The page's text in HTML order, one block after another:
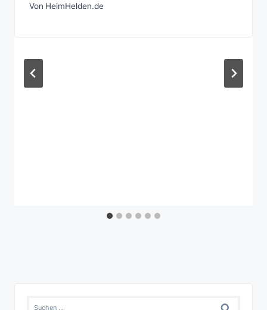
Von HeimHelden.de
Suchen